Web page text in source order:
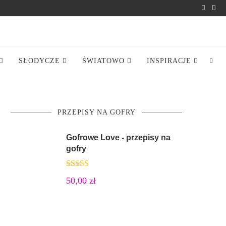
SŁODYCZE ŚWIATOWO INSPIRACJE
PRZEPISY NA GOFRY
Gofrowe Love - przepisy na
gofry
5.00na 5
50,00 zł